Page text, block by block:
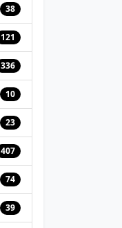
38
121
336
10
23
407
74
39